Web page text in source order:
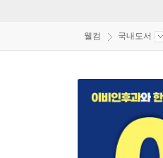
웰컴 국내도서